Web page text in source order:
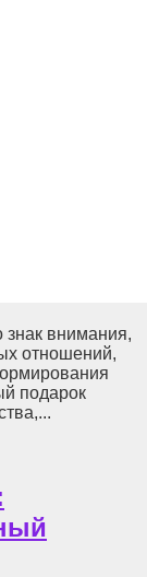
знак внимания,
отношений,
подарок